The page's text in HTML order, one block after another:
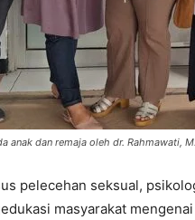
anak dan remaja oleh dr. Rahmawati,
pelecehan seksual,
masyarakat